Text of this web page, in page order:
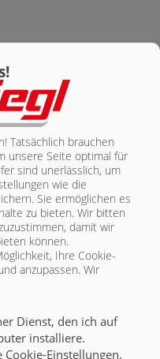
Serie
O
O
O
O
O
Tatsächlich brauchen
unsere Seite optimal für
sind unerlässlich, um
wie die
Sie ermöglichen es
zu bieten. Wir bitten
damit wir
können.
Ihre Cookie-
anzupassen. Wir
Dienst, den ich auf
installiere.
Cookie-Einstellungen.